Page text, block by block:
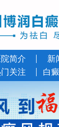
院简介 新
关注 白